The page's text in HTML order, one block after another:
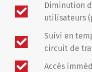
Diminution
utilisateurs
Suivi en
circuit de
Accès